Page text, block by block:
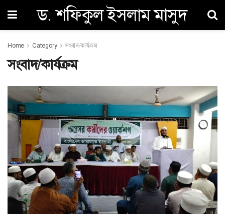
ড. শফিকুল ইসলাম মাসুদ
Home Category সংবাদ/কার্যক্রম
সংবাদ/কার্যক্রম